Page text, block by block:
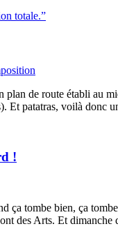
totale.”
de route établi au
Et patatras, voilà
!
ça tombe bien, ça
des Arts. Et